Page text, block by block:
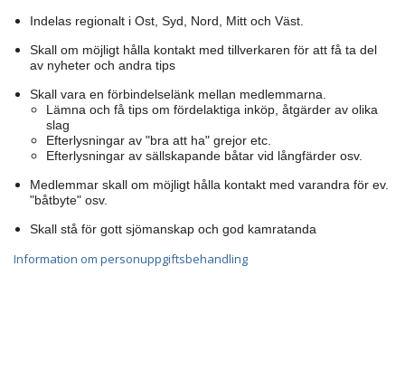
Indelas regionalt i Ost, Syd, Nord, Mitt och Väst.
Skall om möjligt hålla kontakt med tillverkaren för att få ta del
av nyheter och andra tips
Skall vara en förbindelselänk mellan medlemmarna.
Lämna och få tips om fördelaktiga inköp, åtgärder av olika
slag
Efterlysningar av "bra att ha" grejor etc.
Efterlysningar av sällskapande båtar vid långfärder osv.
Medlemmar skall om möjligt hålla kontakt med varandra för ev.
"båtbyte" osv.
Skall stå för gott sjömanskap och god kamratanda
Information om personuppgiftsbehandling